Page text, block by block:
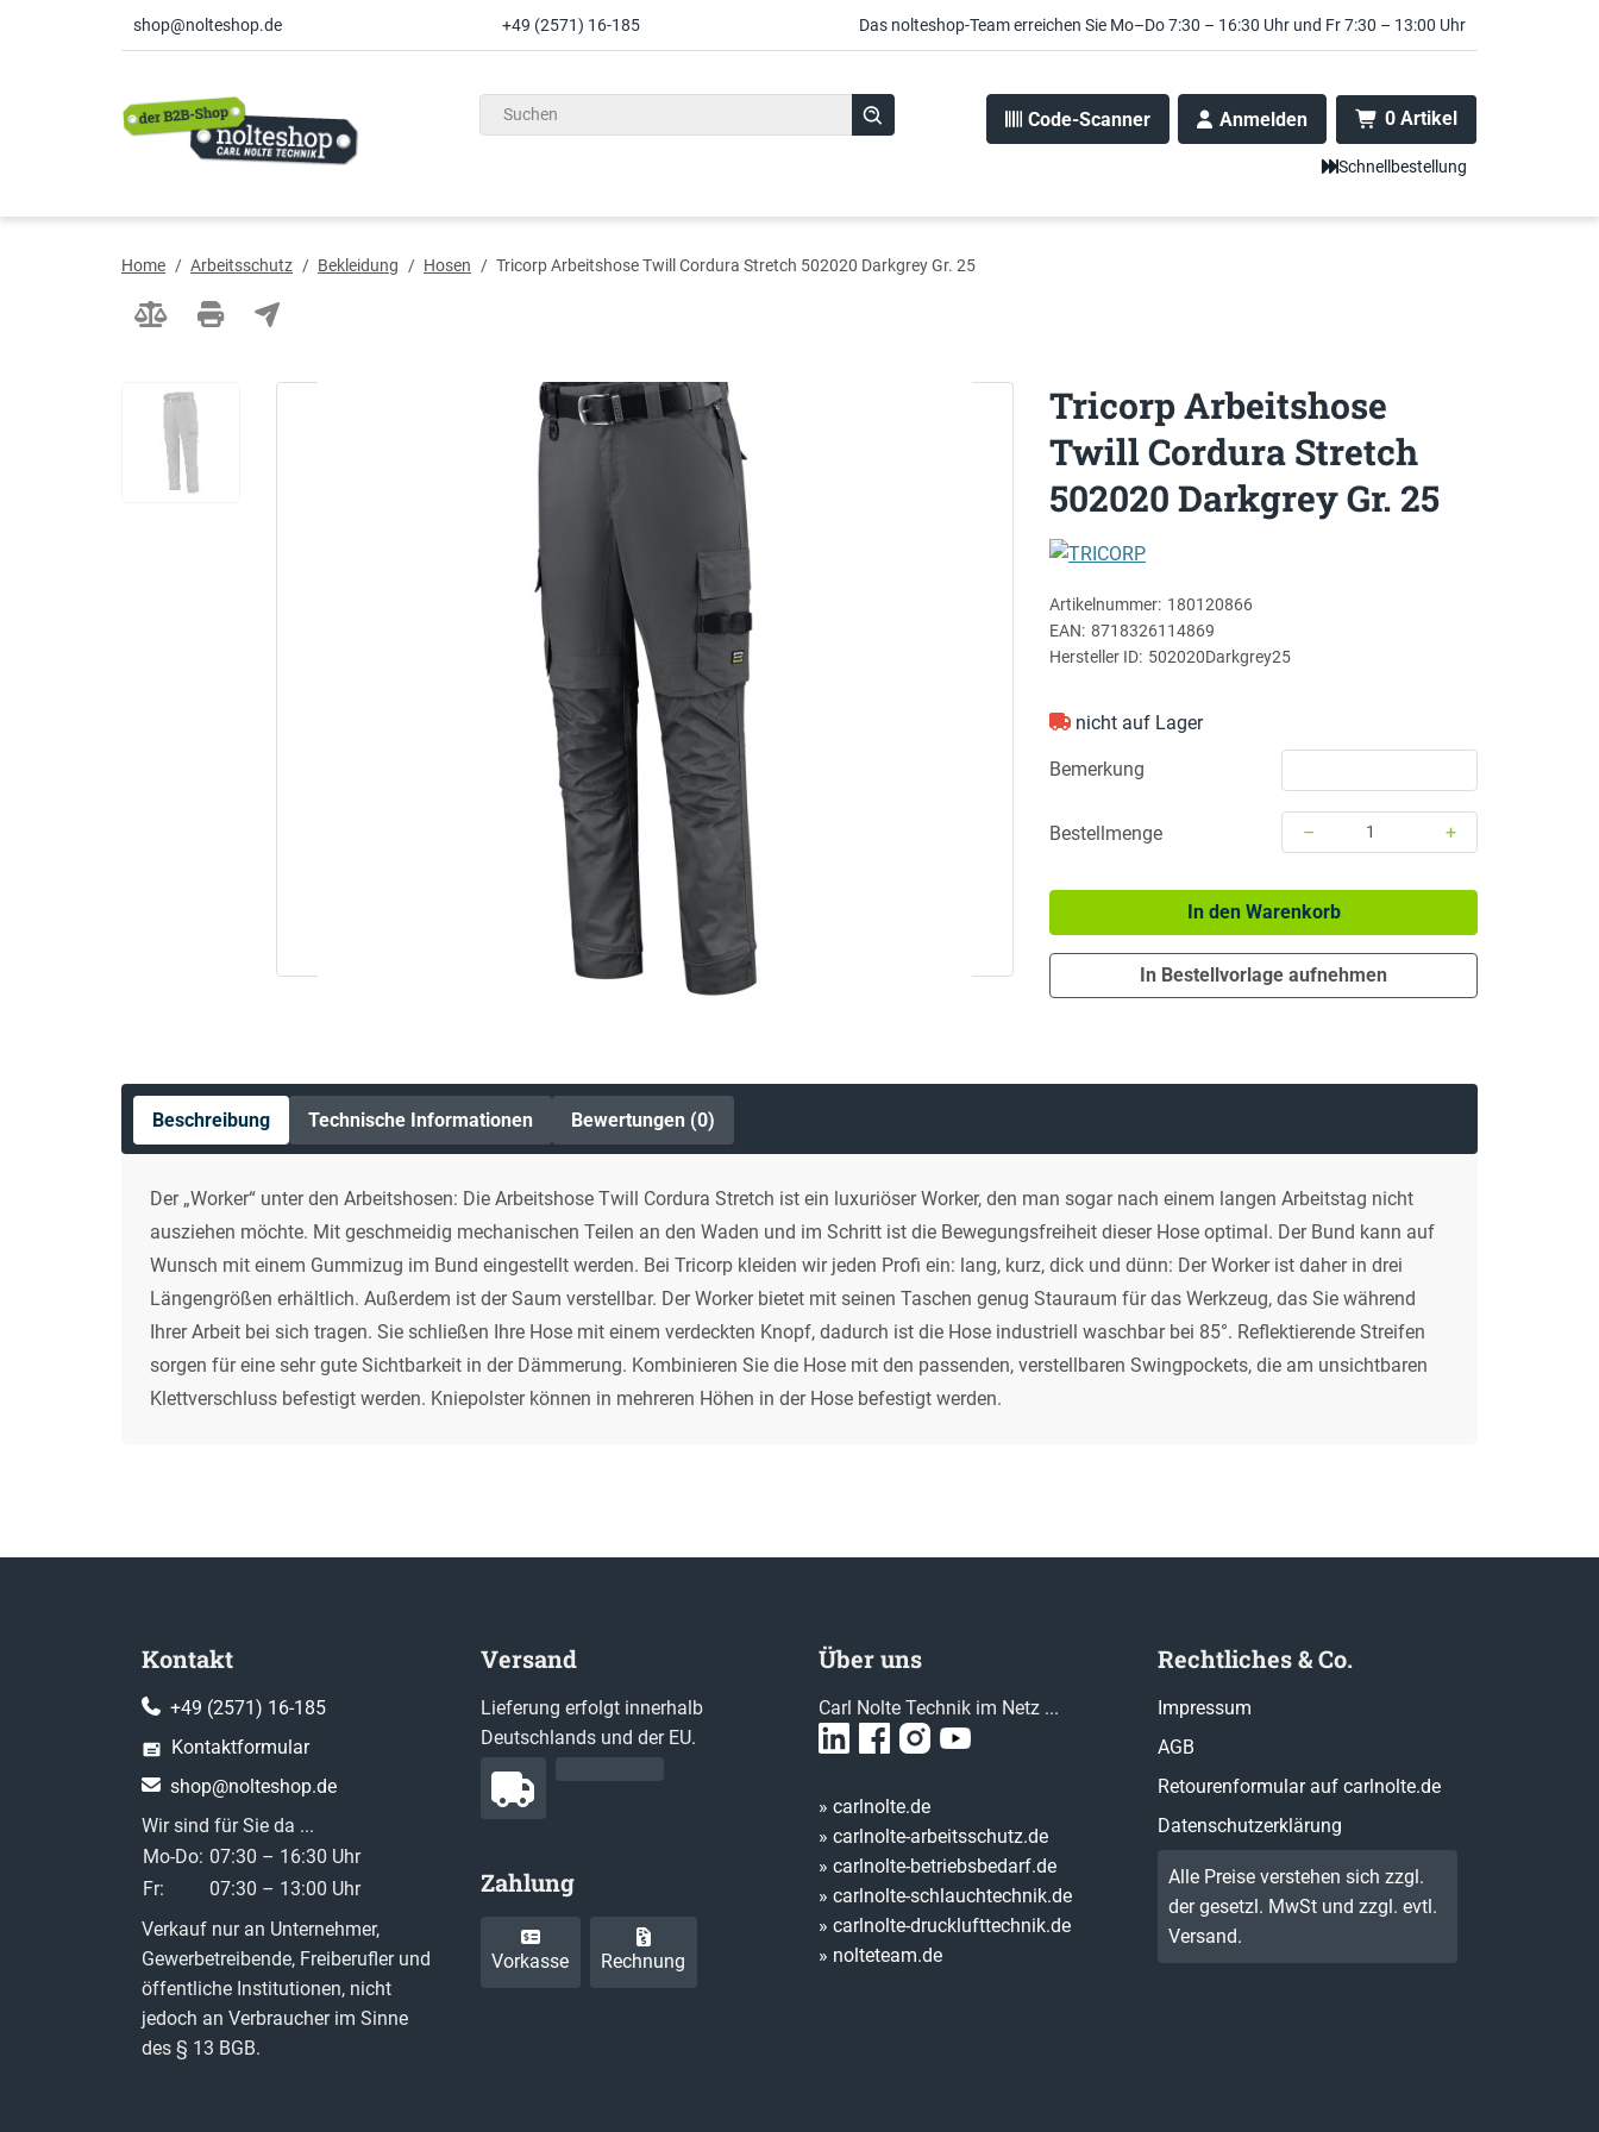
shop@nolteshop.de +49 (2571) 16-185 Das nolteshop-Team erreichen Sie Mo–Do 7:30 – 16:30 Uhr und Fr 7:30 – 13:00 Uhr
Code-Scanner Anmelden 0 Artikel
Schnellbestellung
Home / Arbeitsschutz / Bekleidung / Hosen / Tricorp Arbeitshose Twill Cordura Stretch 502020 Darkgrey Gr. 25
Tricorp Arbeitshose
Twill Cordura Stretch
502020 Darkgrey Gr. 25
TRICORP
Artikelnummer: 180120866
EAN: 8718326114869
Hersteller ID: 502020Darkgrey25
nicht auf Lager
Bemerkung
Bestellmenge –
+
In den Warenkorb
In Bestellvorlage aufnehmen
Beschreibung Technische Informationen Bewertungen (0)
Der „Worker“ unter den Arbeitshosen: Die Arbeitshose Twill Cordura Stretch ist ein luxuriöser Worker, den man sogar nach einem langen Arbeitstag nicht
ausziehen möchte. Mit geschmeidig mechanischen Teilen an den Waden und im Schritt ist die Bewegungsfreiheit dieser Hose optimal. Der Bund kann auf
Wunsch mit einem Gummizug im Bund eingestellt werden. Bei Tricorp kleiden wir jeden Profi ein: lang, kurz, dick und dünn: Der Worker ist daher in drei
Längengrößen erhältlich. Außerdem ist der Saum verstellbar. Der Worker bietet mit seinen Taschen genug Stauraum für das Werkzeug, das Sie während
Ihrer Arbeit bei sich tragen. Sie schließen Ihre Hose mit einem verdeckten Knopf, dadurch ist die Hose industriell waschbar bei 85°. Reflektierende Streifen
sorgen für eine sehr gute Sichtbarkeit in der Dämmerung. Kombinieren Sie die Hose mit den passenden, verstellbaren Swingpockets, die am unsichtbaren
Klettverschluss befestigt werden. Kniepolster können in mehreren Höhen in der Hose befestigt werden.
Kontakt
+49 (2571) 16-185
Kontaktformular
shop@nolteshop.de
Wir sind für Sie da ...
Mo-Do: 07:30 – 16:30 Uhr
Fr:
07:30 – 13:00 Uhr
Verkauf nur an Unternehmer,
Gewerbetreibende, Freiberufler und
öffentliche Institutionen, nicht
jedoch an Verbraucher im Sinne
des § 13 BGB.
Versand
Lieferung erfolgt innerhalb
Deutschlands und der EU.
Zahlung
Vorkasse Rechnung
Über uns
Carl Nolte Technik im Netz ...
» carlnolte.de
» carlnolte-arbeitsschutz.de
» carlnolte-betriebsbedarf.de
» carlnolte-schlauchtechnik.de
» carlnolte-drucklufttechnik.de
» nolteteam.de
Rechtliches & Co.
Impressum
AGB
Retourenformular auf carlnolte.de
Datenschutzerklärung
Alle Preise verstehen sich zzgl.
der gesetzl. MwSt und zzgl. evtl.
Versand.